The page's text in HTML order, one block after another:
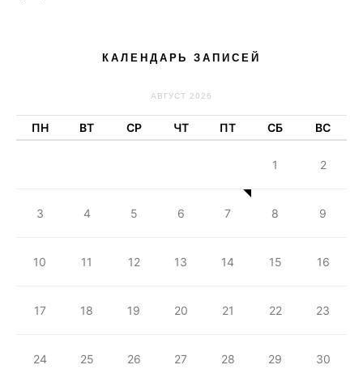
КАЛЕНДАРЬ ЗАПИСЕЙ
АВГУСТ 2026
ПН ВТ СР ЧТ ПТ СБ ВС
1 2
3 4 5 6 7 8 9
10 11 12 13 14 15 16
17 18 19 20 21 22 23
24 25 26 27 28 29 30